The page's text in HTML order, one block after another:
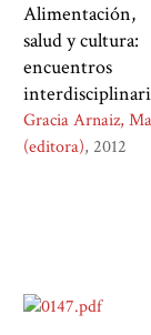
Alimentación,
salud y cultura:
encuentros
Gracia Arnaiz,
(editora) 2012